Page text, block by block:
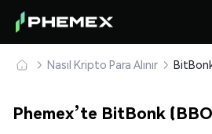
Nasıl Kripto Para Alınır
Phemex’te BitBonk